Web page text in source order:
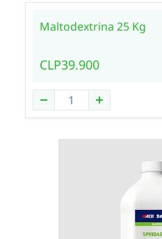
Maltodextrina 25 Kg
CLP39.900